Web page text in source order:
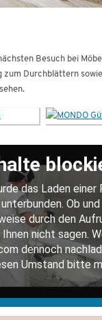
Besuch bei
zum Durchblättern